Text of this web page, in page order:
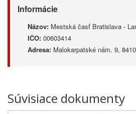
Informácie
Názov: Mestská časť Bratislava -
IČO: 00603414
Adresa: Malokarpatské nám. 9,
Súvisiace dokumenty